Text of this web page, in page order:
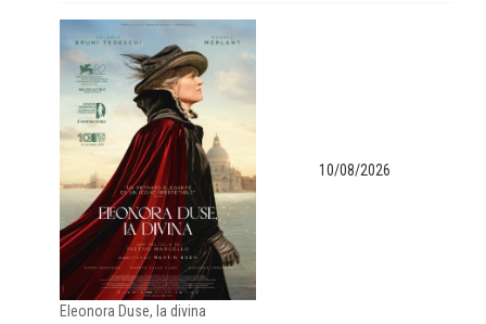
Eleonora Duse, la divina
10/08/2026